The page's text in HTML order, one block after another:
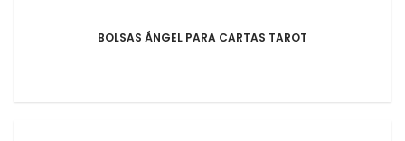
BOLSAS ÁNGEL PARA CARTAS TAROT